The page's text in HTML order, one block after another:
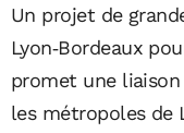
Un projet de
Lyon‑Bordeaux
promet une
les métropoles de